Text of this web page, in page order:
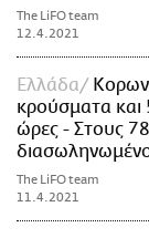
The LiFO team
12.4.2021
Ελλάδα
κρούσματα και
ώρες - Στους
The LiFO team
11.4.2021